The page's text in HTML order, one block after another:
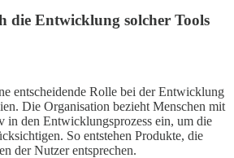
die Entwicklung solcher Tools
entscheidende Rolle bei der Entwicklung
Die Organisation bezieht Menschen mit
in den Entwicklungsprozess ein, um die
So entstehen Produkte, die
der Nutzer entsprechen.